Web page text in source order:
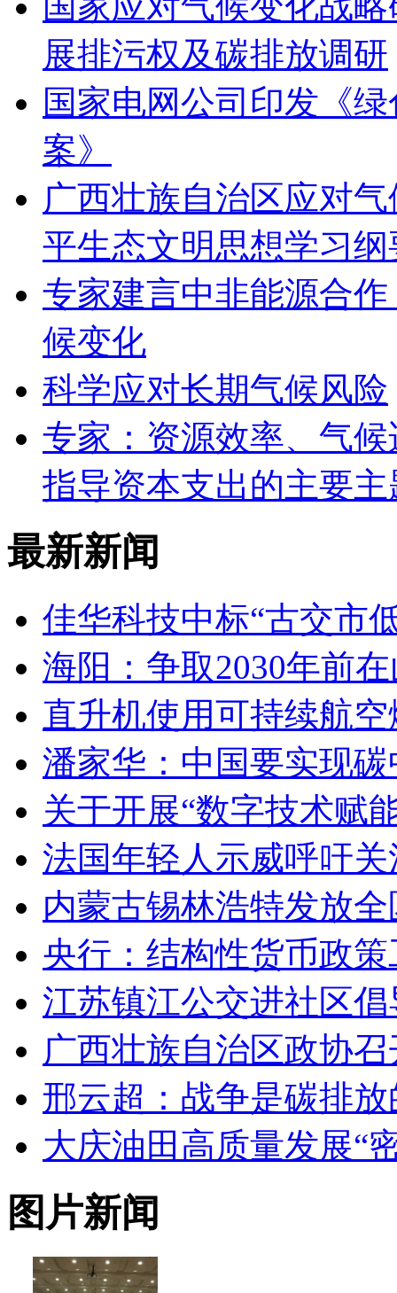
展排污权及碳排放调研
国家电网公司印发《
案》
广西壮族自治区应对
平生态文明思想学习
专家建言中非能源合
候变化
科学应对长期气候风险
专家：资源效率、气
指导资本支出的主要主
最新新闻
佳华科技中标“古交市
海阳：争取2030年前
直升机使用可持续航
潘家华：中国要实现
关于开展“数字技术赋
法国年轻人示威呼吁
内蒙古锡林浩特发放
央行：结构性货币政
江苏镇江公交进社区
广西壮族自治区政协
邢云超：战争是碳排
大庆油田高质量发展“
图片新闻